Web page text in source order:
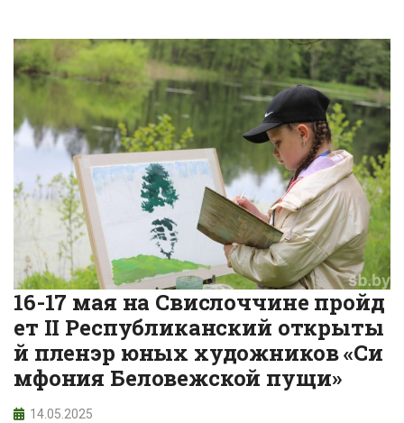
16-17 мая на Свислоччине пройд
ет II Республиканский открыты
й пленэр юных художников «Си
мфония Беловежской пущи»
14.05.2025